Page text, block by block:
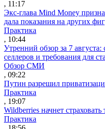
, 11:17
Экс-глава Mind Money
дала показания на других
Практика
, 10:44
Утренний обзор за 7 августа:
селлеров и требования для
Обзор СМИ
, 09:22
Путин разрешил
Практика
, 19:07
Wildberries начнет
Практика